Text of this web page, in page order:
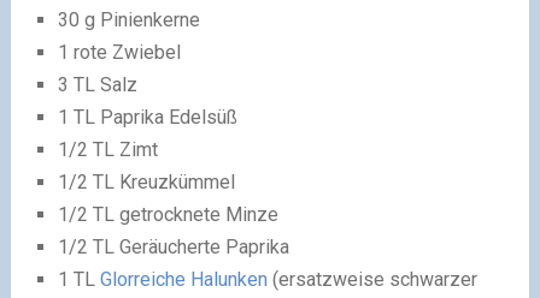
30 g Pinienkerne
1 rote Zwiebel
3 TL Salz
1 TL Paprika Edelsüß
1/2 TL Zimt
1/2 TL Kreuzkümmel
1/2 TL getrocknete Minze
1/2 TL Geräucherte Paprika
1 TL Glorreiche Halunken (ersatzweise schwarzer